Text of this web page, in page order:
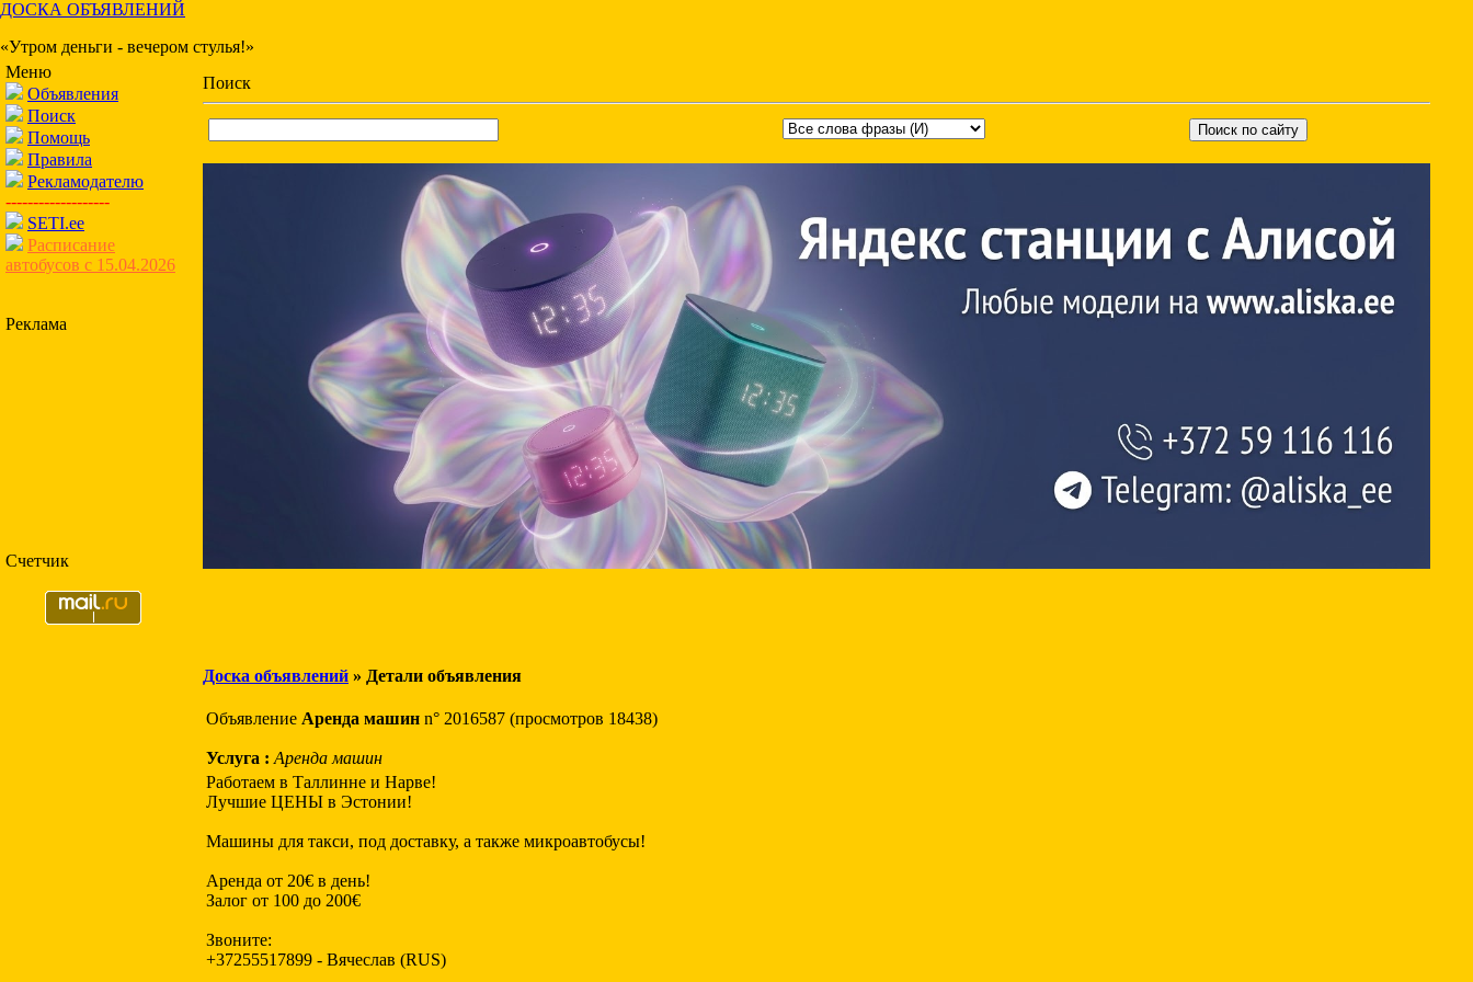
ДОСКА ОБЪЯВЛЕНИЙ
«Утром деньги - вечером стулья!»
Меню
Объявления
Поиск
Помощь
Правила
Рекламодателю
-------------------
SETI.ee
Расписание
автобусов с 15.04.2026
Реклама
Счетчик
Поиск
Доска объявлений » Детали объявления
Объявление Аренда машин n° 2016587 (просмотров 18438)
Услуга : Аренда машин
Работаем в Таллинне и Нарве!
Лучшие ЦЕНЫ в Эстонии!
Машины для такси, под доставку, а также микроавтобусы!
Аренда от 20€ в день!
Залог от 100 до 200€
Звоните:
+37255517899 - Вячеслав (RUS)